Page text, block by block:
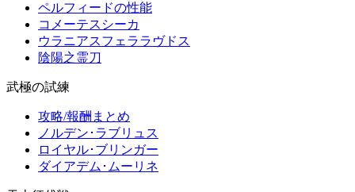
ペルフィードの性能
コメーテスシーカ
ウラニアスフェララヴドス
陰陽之霊刀
武極の試練
攻略/報酬まとめ
ノルデン･ラブリュス
ロイヤル･ブリンガー
ダイアデム･ムーリネ